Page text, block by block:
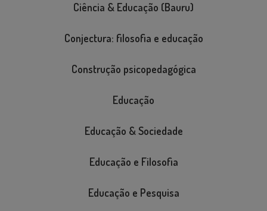
Ciência & Educação (Bauru)
Conjectura: filosofia e educação
Construção psicopedagógica
Educação
Educação & Sociedade
Educação e Filosofia
Educação e Pesquisa